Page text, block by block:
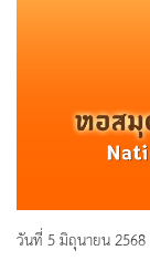
วันที่ 5 มิถุนายน 2568